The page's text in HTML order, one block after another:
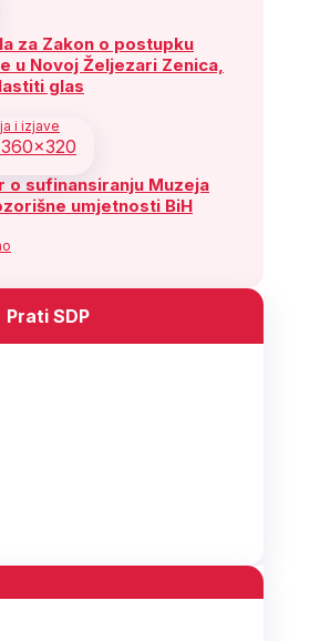
za Zakon o postupku
u Novoj Željezari Zenica,
glas
i izjave
o sufinansiranju Muzeja
umjetnosti BiH
Prati SDP